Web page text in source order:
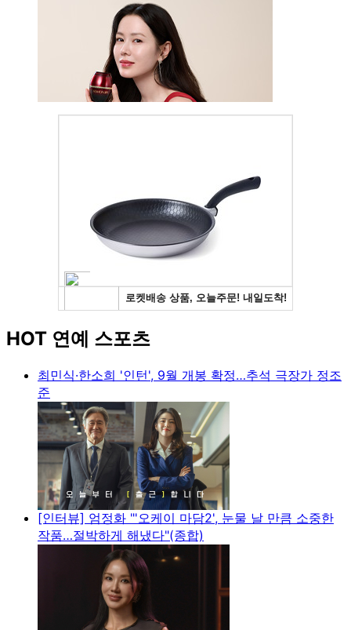
HOT 연예 스포츠
최민식·한소희 '인턴', 9월 개봉 확정…추석 극장가 정조
준
[인터뷰] 엄정화 "'오케이 마담2', 눈물 날 만큼 소중한
작품…절박하게 해냈다"(종합)